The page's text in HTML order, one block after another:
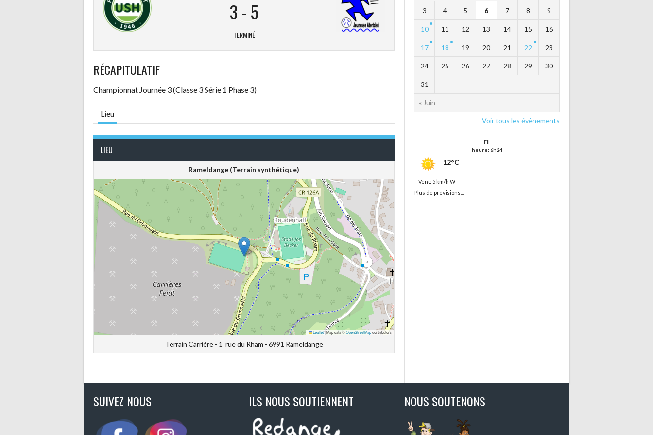
3- 5
TERMINÉ
RÉCAPITULATIF
Championnat Journée 3 (Classe 3 Série 1 Phase 3)
Lieu
LIEU
Rameldange (Terrain synthétique)
Leaflet|Map data ©OpenStreetMapcontributors
Terrain Carrière - 1, rue du Rham - 6991 Rameldange
« Juin
3 4 5 6 7 8 9
10 11 12 13 14 15 16
17 18 19 20 21 22 23
24 25 26 27 28 29 30
31
Voir tous les évènements
Ell
heure: 6h24
12°C
Vent: 5 km/h W
Plus de prévisions...
SUIVEZ NOUS ILS NOUS SOUTIENNENT NOUS SOUTENONS